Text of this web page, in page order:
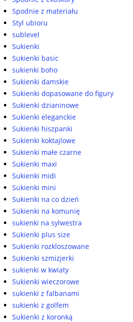
Spodnie z materiału
Styl ubioru
sublevel
Sukienki
Sukienki basic
sukienki boho
Sukienki damskie
Sukienki dopasowane do figury
Sukienki dzianinowe
Sukienki eleganckie
Sukienki hiszpanki
Sukienki koktajlowe
Sukienki małe czarne
Sukienki maxi
Sukienki midi
Sukienki mini
Sukienki na co dzień
Sukienki na komunię
sukienki na sylwestra
Sukienki plus size
Sukienki rozkloszowane
Sukienki szmizjerki
sukienki w kwiaty
Sukienki wieczorowe
sukienki z falbanami
sukienki z golfem
Sukienki z koronką